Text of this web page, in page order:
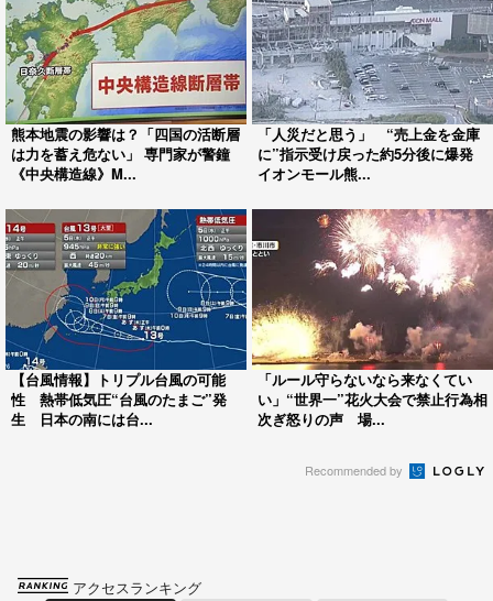
熊本地震の影響は？「四国の活断層
は力を蓄え危ない」 専門家が警鐘
《中央構造線》M...
「人災だと思う」 “売上金を金庫
に”指示受け戻った約5分後に爆発
イオンモール熊...
【台風情報】トリプル台風の可能
性 熱帯低気圧“台風のたまご”発
生 日本の南には台...
「ルール守らないなら来なくてい
い」“世界一”花火大会で禁止行為相
次ぎ怒りの声 場...
Recommended by
アクセスランキング